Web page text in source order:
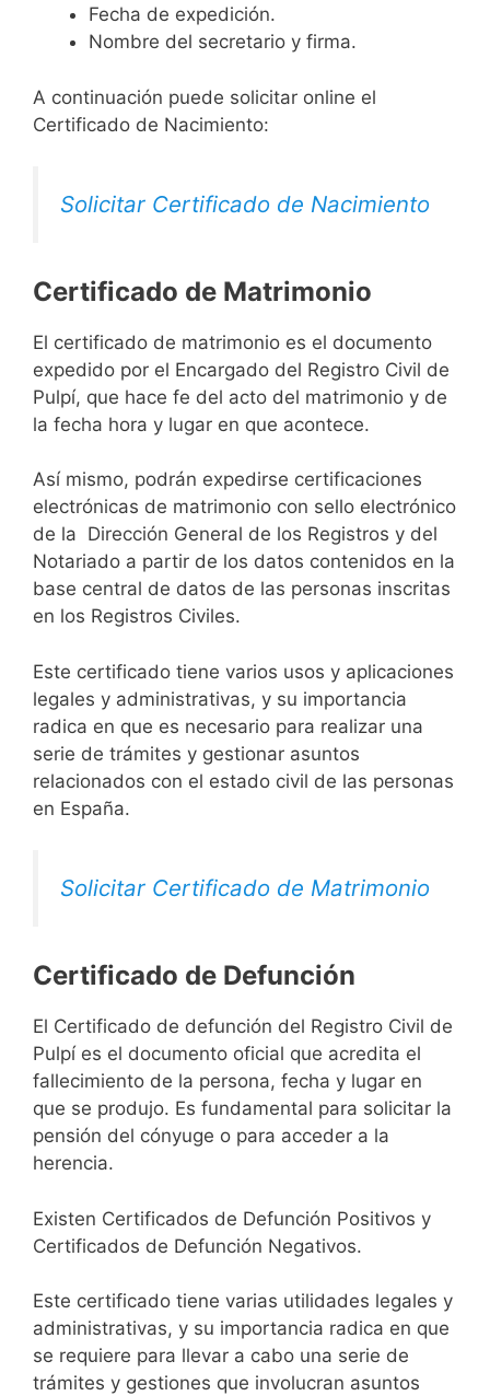
Fecha de expedición.
Nombre del secretario y firma.
A continuación puede solicitar online el
Certificado de Nacimiento:
Solicitar Certificado de Nacimiento
Certificado de Matrimonio
El certificado de matrimonio es el documento
expedido por el Encargado del Registro Civil de
Pulpí, que hace fe del acto del matrimonio y de
la fecha hora y lugar en que acontece.
Así mismo, podrán expedirse certificaciones
electrónicas de matrimonio con sello electrónico
de la Dirección General de los Registros y del
Notariado a partir de los datos contenidos en la
base central de datos de las personas inscritas
en los Registros Civiles.
Este certificado tiene varios usos y aplicaciones
legales y administrativas, y su importancia
radica en que es necesario para realizar una
serie de trámites y gestionar asuntos
relacionados con el estado civil de las personas
en España.
Solicitar Certificado de Matrimonio
Certificado de Defunción
El Certificado de defunción del Registro Civil de
Pulpí es el documento oficial que acredita el
fallecimiento de la persona, fecha y lugar en
que se produjo. Es fundamental para solicitar la
pensión del cónyuge o para acceder a la
herencia.
Existen Certificados de Defunción Positivos y
Certificados de Defunción Negativos.
Este certificado tiene varias utilidades legales y
administrativas, y su importancia radica en que
se requiere para llevar a cabo una serie de
trámites y gestiones que involucran asuntos